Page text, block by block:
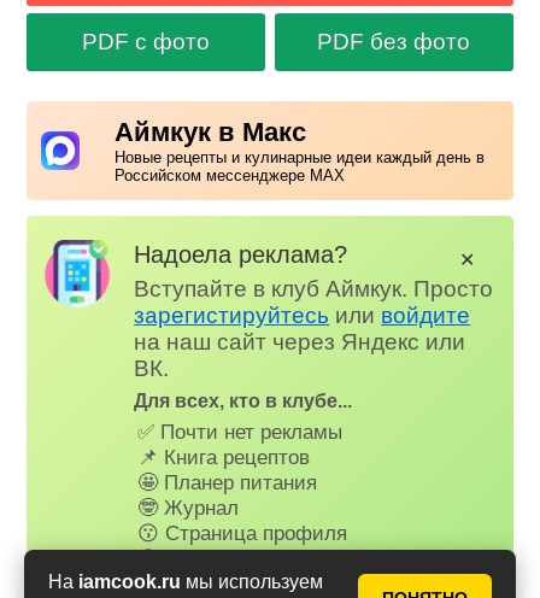
На iamcook.ru мы используем
PDF с фото PDF без фото
Аймкук в Макс
Новые рецепты и кулинарные идеи каждый день в
Российском мессенджере MAX
Надоела реклама?
Вступайте в клуб Аймкук. Просто
зарегистируйтесь или войдите
на наш сайт через Яндекс или
ВК.
Для всех, кто в клубе...
✅ Почти нет рекламы
📌 Книга рецептов
🤩 Планер питания
🤓 Журнал
😗 Страница профиля
😋 Фотоотчеты
😃 Комментарии
✕